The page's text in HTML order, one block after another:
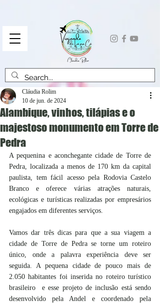
Alambique, vinhos, tilápias e o
majestoso monumento em Torre de
Pedra
Cláudia Rolim
10 de jun. de 2024
A pequenina e aconchegante cidade de Torre de
Pedra, localizada a menos de 170 km da capital
paulista, tem fácil acesso pela Rodovia Castelo
Branco e oferece várias atrações naturais,
ecológicas e turísticas realizadas por empresários
engajados em diferentes serviços.
Vamos dar três dicas para que a sua viagem a
cidade de Torre de Pedra se torne um roteiro
único, onde a palavra experiência deve ser
seguida. A pequena cidade de pouco mais de
2.050 habitantes foi inserida no roteiro turístico
brasileiro  e esse projeto de inclusão está sendo
desenvolvido pela Andel e coordenado pela